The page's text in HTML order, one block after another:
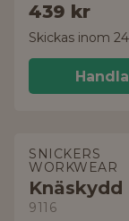
439 kr
Handla
SNICKERS
WORKWEAR
Knäskydd
9116